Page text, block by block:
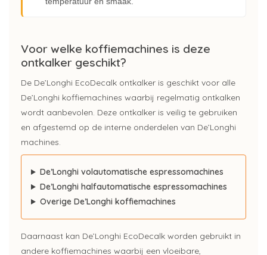
Voor welke koffiemachines is deze
ontkalker geschikt?
De De’Longhi EcoDecalk ontkalker is geschikt voor alle
De’Longhi koffiemachines waarbij regelmatig ontkalken
wordt aanbevolen. Deze ontkalker is veilig te gebruiken
en afgestemd op de interne onderdelen van De’Longhi
machines.
De’Longhi volautomatische espressomachines
De’Longhi halfautomatische espressomachines
Overige De’Longhi koffiemachines
Daarnaast kan De’Longhi EcoDecalk worden gebruikt in
andere koffiemachines waarbij een vloeibare,